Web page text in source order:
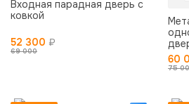
Входная парадная дверь с
ковкой
52 300 ₽
69 000
60
75